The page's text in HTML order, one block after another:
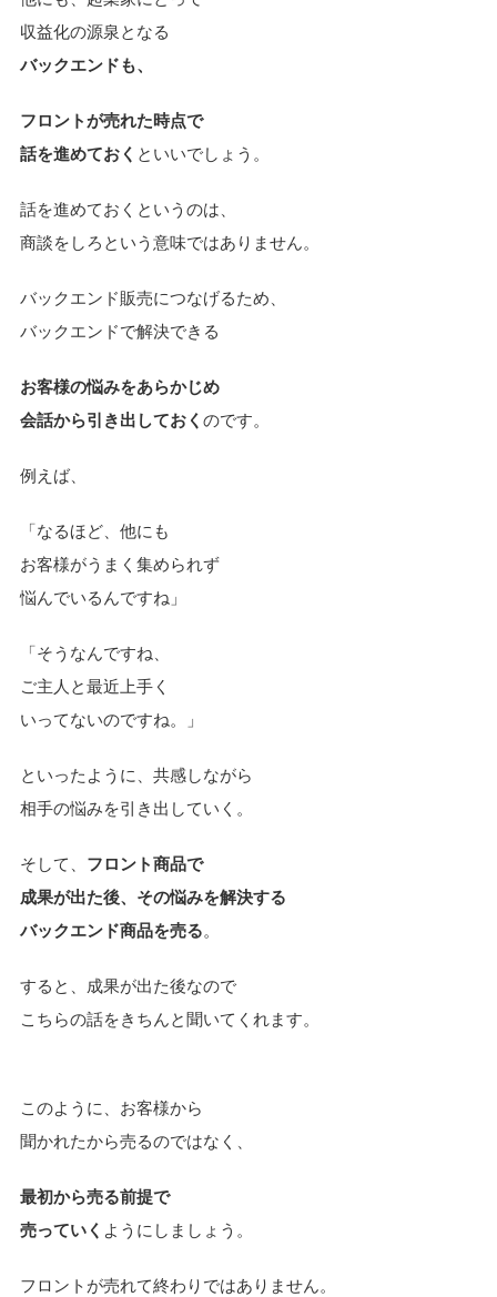
収益化の源泉となる
バックエンドも、
フロントが売れた時点で
話を進めておく といいでしょう。
話を進めておくというのは、
商談をしろという意味ではありません。
バックエンド販売につなげるため、
バックエンドで解決できる
お客様の悩みをあらかじめ
会話から引き出しておく のです。
例えば、
「なるほど、他にも
お客様がうまく集められず
悩んでいるんですね」
「そうなんですね、
ご主人と最近上手く
いってないのですね。」
といったように、共感しながら
相手の悩みを引き出していく。
そして、 フロント商品で
成果が出た後、その悩みを解決する
バックエンド商品を売る。
すると、成果が出た後なので
こちらの話をきちんと聞いてくれます。
このように、お客様から
聞かれたから売るのではなく、
最初から売る前提で
売っていく ようにしましょう。
フロントが売れて終わりではありません。